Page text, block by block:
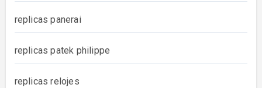
replicas panerai
replicas patek philippe
replicas relojes